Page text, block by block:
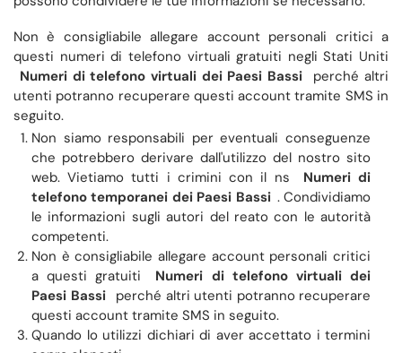
Non è consigliabile allegare account personali critici a
questi numeri di telefono virtuali gratuiti negli Stati Uniti
Numeri di telefono virtuali dei Paesi Bassi
perché altri
utenti potranno recuperare questi account tramite SMS in
seguito.
Non siamo responsabili per eventuali conseguenze
che potrebbero derivare dall'utilizzo del nostro sito
web. Vietiamo tutti i crimini con il ns
Numeri di
telefono temporanei dei Paesi Bassi . Condividiamo
le informazioni sugli autori del reato con le autorità
competenti.
Non è consigliabile allegare account personali critici
a questi gratuiti
Numeri di telefono virtuali dei
Paesi Bassi
perché altri utenti potranno recuperare
questi account tramite SMS in seguito.
Quando lo utilizzi dichiari di aver accettato i termini